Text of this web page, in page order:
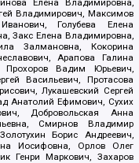
Елена Владимировна,
Владимирович, Максимов
Голубева Елена
Закс Елена Владимировна,
Залмановна, Кокорина
Арапова Галина
Прохоров Вадим Юрьевич,
Васильевич, Протасова
Лукашевский Сергей
Анатолий Ефимович, Сухих
Добровольская Анна
Смирнов Владимир
Борис Андреевич,
Иосифовна, Орлов Олег
Генри Маркович, Захаров